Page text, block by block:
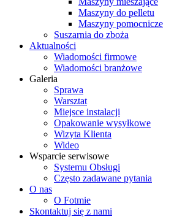
Maszyny do pelletu
Maszyny pomocnicze
Suszarnia do zboża
Aktualności
Wiadomości firmowe
Wiadomości branżowe
Galeria
Sprawa
Warsztat
Miejsce instalacji
Opakowanie wysyłkowe
Wizyta Klienta
Wideo
Wsparcie serwisowe
Systemu Obsługi
Często zadawane pytania
O nas
O Fotmie
Skontaktuj się z nami